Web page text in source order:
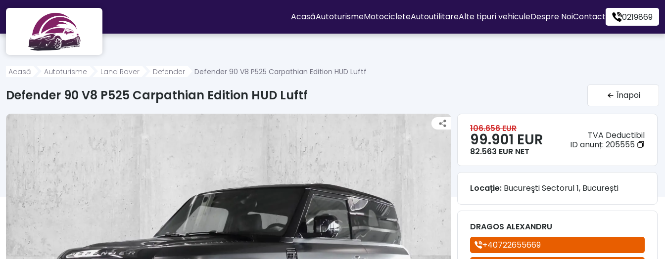
Mergi direct la conținutul principal
AcasăAutoturismeMotocicleteAutoutilitareAlte tipuri vehiculeDespre NoiContact 0219869
Acasă Autoturisme Land Rover Defender Defender 90 V8 P525 Carpathian Edition HUD Luftf
Defender 90 V8 P525 Carpathian Edition HUD Luftf Înapoi
106.656 EUR
99.901 EUR
82.563 EUR NET
TVA Deductibil
ID anunț: 205555
Locație: Bucureşti Sectorul 1, București
DRAGOS ALEXANDRU
+40722655669